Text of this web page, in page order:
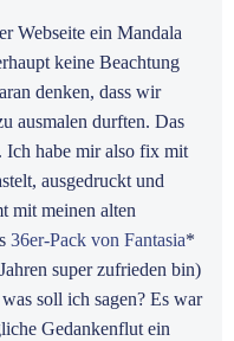
Webseite ein Mandala
keine Beachtung
denken, dass wir
ausmalen durften. Das
habe mir also fix mit
ausgedruckt und
mit meinen alten
36er-Pack von Fantasia*
super zufrieden bin)
soll ich sagen? Es war
Gedankenflut ein